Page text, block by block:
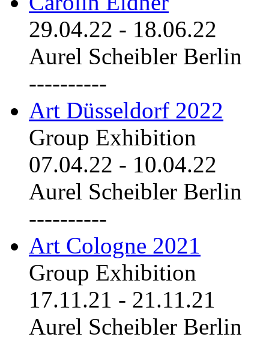
29.04.22 - 18.06.22
Aurel Scheibler Berlin
----------
Art Düsseldorf 2022
Group Exhibition
07.04.22 - 10.04.22
Aurel Scheibler Berlin
----------
Art Cologne 2021
Group Exhibition
17.11.21 - 21.11.21
Aurel Scheibler Berlin